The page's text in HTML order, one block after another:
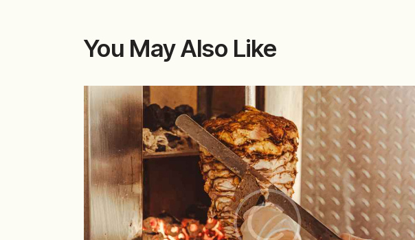
You May Also Like